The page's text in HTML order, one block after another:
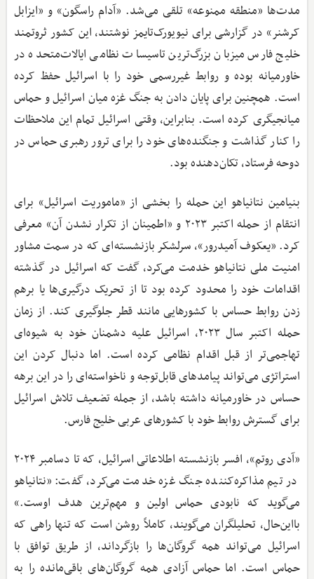
مدت‌ها «منطقه ممنوعه» تلقی می‌شد. «آدام راسگون» و «ایزابل
کرشنر» در گزارشی برای نیویورک‌تایمز نوشتند، این کشور ثروتمند
خلیج فارس میزبان بزرگ‌ترین تاسیسات نظامی ایالات‌متحده در
خاورمیانه بوده و روابط غیررسمی خود را با اسرائیل حفظ کرده
است. همچنین برای پایان دادن به جنگ غزه میان اسرائیل و حماس
میانجیگری کرده است. بنابراین، وقتی اسرائیل تمام این ملاحظات
را کنار گذاشت و جنگنده‌های خود را برای ترور رهبری حماس در
دوحه فرستاد، تکان‌دهنده بود.
بنیامین نتانیاهو این حمله را بخشی از «ماموریت اسرائیل» برای
انتقام از حمله اکتبر ۲۰۲۳ و «اطمینان از تکرار نشدن آن» معرفی
کرد. «یعکوف آمیدرور»، سرلشکر بازنشسته‌ای که در سمت مشاور
امنیت ملی نتانیاهو خدمت می‌کرد، گفت که اسرائیل در گذشته
اقدامات خود را محدود کرده بود تا از تحریک درگیری‌ها یا برهم
زدن روابط حساس با کشورهایی مانند قطر جلوگیری کند. از زمان
حمله اکتبر سال ۲۰۲۳، اسرائیل علیه دشمنان خود به شیوه‌ای
تهاجمی‌تر از قبل اقدام نظامی کرده است. اما دنبال کردن این
استراتژی می‌تواند پیامدهای قابل‌توجه و ناخواسته‌ای را در این برهه
حساس در خاورمیانه داشته باشد، از جمله تضعیف تلاش اسرائیل
برای گسترش روابط خود با کشورهای عربی خلیج فارس.
«آدی روتم»، افسر بازنشسته اطلاعاتی اسرائیل، که تا دسامبر ۲۰۲۴
در تیم مذاکره‌کننده جنگ غزه خدمت می‌کرد، گفت: «نتانیاهو
می‌گوید که نابودی حماس اولین و مهم‌ترین هدف اوست.»
بااین‌حال، تحلیلگران می‌گویند، کاملاً روشن است که تنها راهی که
اسرائیل می‌تواند همه گروگان‌ها را بازگرداند، از طریق توافق با
حماس است. اما حماس آزادی همه گروگان‌های باقی‌مانده را به